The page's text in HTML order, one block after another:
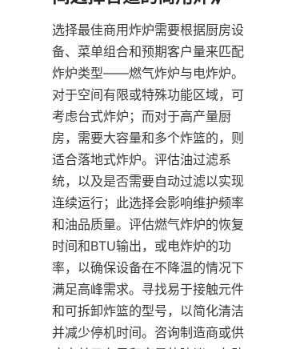
选择最佳商用炸炉需要根据厨房设
备、菜单组合和预期客户量来匹配
炸炉类型——燃气炸炉与电炸炉。
对于空间有限或特殊功能区域，可
考虑台式炸炉；而对于高产量厨
房，需要大容量和多个炸篮的，则
适合落地式炸炉。评估油过滤系
统，以及是否需要自动过滤以实现
连续运行；此选择会影响维护频率
和油品质量。评估燃气炸炉的恢复
时间和BTU输出，或电炸炉的功
率，以确保设备在不降温的情况下
满足高峰需求。寻找易于接触元件
和可拆卸炸篮的型号，以简化清洁
并减少停机时间。咨询制造商或供